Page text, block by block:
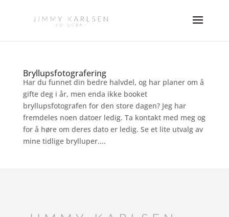
Bryllupsfotografering
Har du funnet din bedre halvdel, og har planer om å
gifte deg i år, men enda ikke booket
bryllupsfotografen for den store dagen? Jeg har
fremdeles noen datoer ledig. Ta kontakt med meg og
for å høre om deres dato er ledig. Se et lite utvalg av
mine tidlige brylluper....